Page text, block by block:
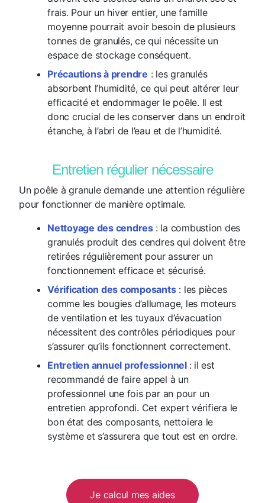
frais. Pour un hiver entier, une famille
moyenne pourrait avoir besoin de plusieurs
tonnes de granulés, ce qui nécessite un
espace de stockage conséquent.
Précautions à prendre : les granulés
absorbent l’humidité, ce qui peut altérer leur
efficacité et endommager le poêle. Il est
donc crucial de les conserver dans un endroit
étanche, à l’abri de l’eau et de l’humidité.
Entretien régulier nécessaire
Un poêle à granule demande une attention régulière
pour fonctionner de manière optimale.
Nettoyage des cendres : la combustion des
granulés produit des cendres qui doivent être
retirées régulièrement pour assurer un
fonctionnement efficace et sécurisé.
Vérification des composants: les pièces
comme les bougies d’allumage, les moteurs
de ventilation et les tuyaux d’évacuation
nécessitent des contrôles périodiques pour
s’assurer qu’ils fonctionnent correctement.
Entretien annuel professionnel : il est
recommandé de faire appel à un
professionnel une fois par an pour un
entretien approfondi. Cet expert vérifiera le
bon état des composants, nettoiera le
système et s’assurera que tout est en ordre.
Je calcul mes aides